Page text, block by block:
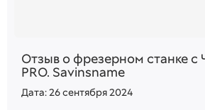
Отзыв о фрезерном станке
PRO. Savinsname
Дата: 26 сентября 2024